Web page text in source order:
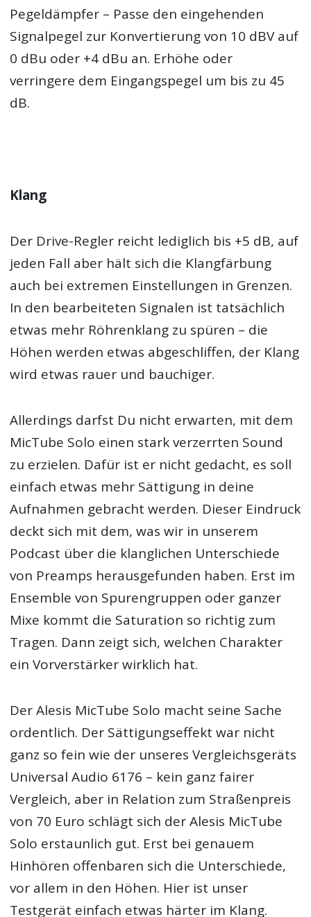
Pegeldämpfer – Passe den eingehenden
Signalpegel zur Konvertierung von 10 dBV auf
0 dBu oder +4 dBu an. Erhöhe oder
verringere dem Eingangspegel um bis zu 45
dB.
Klang
Der Drive-Regler reicht lediglich bis +5 dB, auf
jeden Fall aber hält sich die Klangfärbung
auch bei extremen Einstellungen in Grenzen.
In den bearbeiteten Signalen ist tatsächlich
etwas mehr Röhrenklang zu spüren – die
Höhen werden etwas abgeschliffen, der Klang
wird etwas rauer und bauchiger.
Allerdings darfst Du nicht erwarten, mit dem
MicTube Solo einen stark verzerrten Sound
zu erzielen. Dafür ist er nicht gedacht, es soll
einfach etwas mehr Sättigung in deine
Aufnahmen gebracht werden. Dieser Eindruck
deckt sich mit dem, was wir in unserem
Podcast über die klanglichen Unterschiede
von Preamps herausgefunden haben. Erst im
Ensemble von Spurengruppen oder ganzer
Mixe kommt die Saturation so richtig zum
Tragen. Dann zeigt sich, welchen Charakter
ein Vorverstärker wirklich hat.
Der Alesis MicTube Solo macht seine Sache
ordentlich. Der Sättigungseffekt war nicht
ganz so fein wie der unseres Vergleichsgeräts
Universal Audio 6176 – kein ganz fairer
Vergleich, aber in Relation zum Straßenpreis
von 70 Euro schlägt sich der Alesis MicTube
Solo erstaunlich gut. Erst bei genauem
Hinhören offenbaren sich die Unterschiede,
vor allem in den Höhen. Hier ist unser
Testgerät einfach etwas härter im Klang.